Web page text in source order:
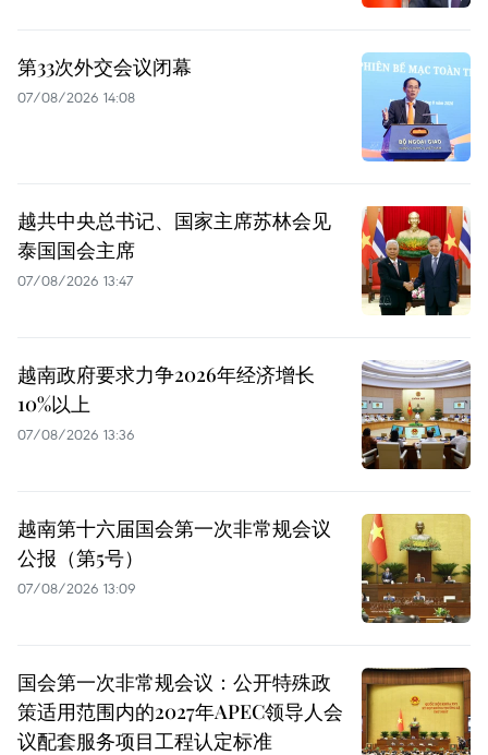
第33次外交会议闭幕
07/08/2026 14:08
越共中央总书记、国家主席苏林会见
泰国国会主席
07/08/2026 13:47
越南政府要求力争2026年经济增长
10%以上
07/08/2026 13:36
越南第十六届国会第一次非常规会议
公报（第5号）
07/08/2026 13:09
国会第一次非常规会议：公开特殊政
策适用范围内的2027年APEC领导人会
议配套服务项目工程认定标准